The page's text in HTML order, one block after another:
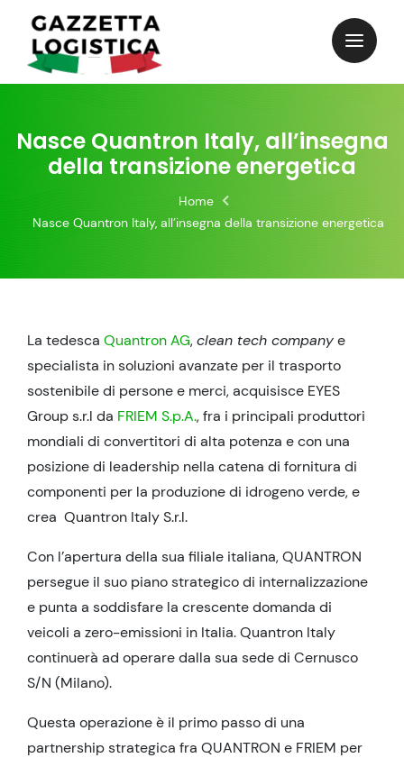
content
Nasce Quantron Italy, all’insegna
della transizione energetica
Home
Nasce Quantron Italy, all’insegna della transizione energetica
La tedesca Quantron AG,clean tech companye
specialista in soluzioni avanzate per il trasporto
sostenibile di persone e merci, acquisisce EYES
Group s.r.l da FRIEM S.p.A., fra i principali produttori
mondiali di convertitori di alta potenza e con una
posizione di leadership nella catena di fornitura di
componenti per la produzione di idrogeno verde, e
crea Quantron Italy S.r.l.
Con l’apertura della sua filiale italiana, QUANTRON
persegue il suo piano strategico di internalizzazione
e punta a soddisfare la crescente domanda di
veicoli a zero-emissioni in Italia. Quantron Italy
continuerà ad operare dalla sua sede di Cernusco
S/N (Milano).
Questa operazione è il primo passo di una
partnership strategica fra QUANTRON e FRIEM per